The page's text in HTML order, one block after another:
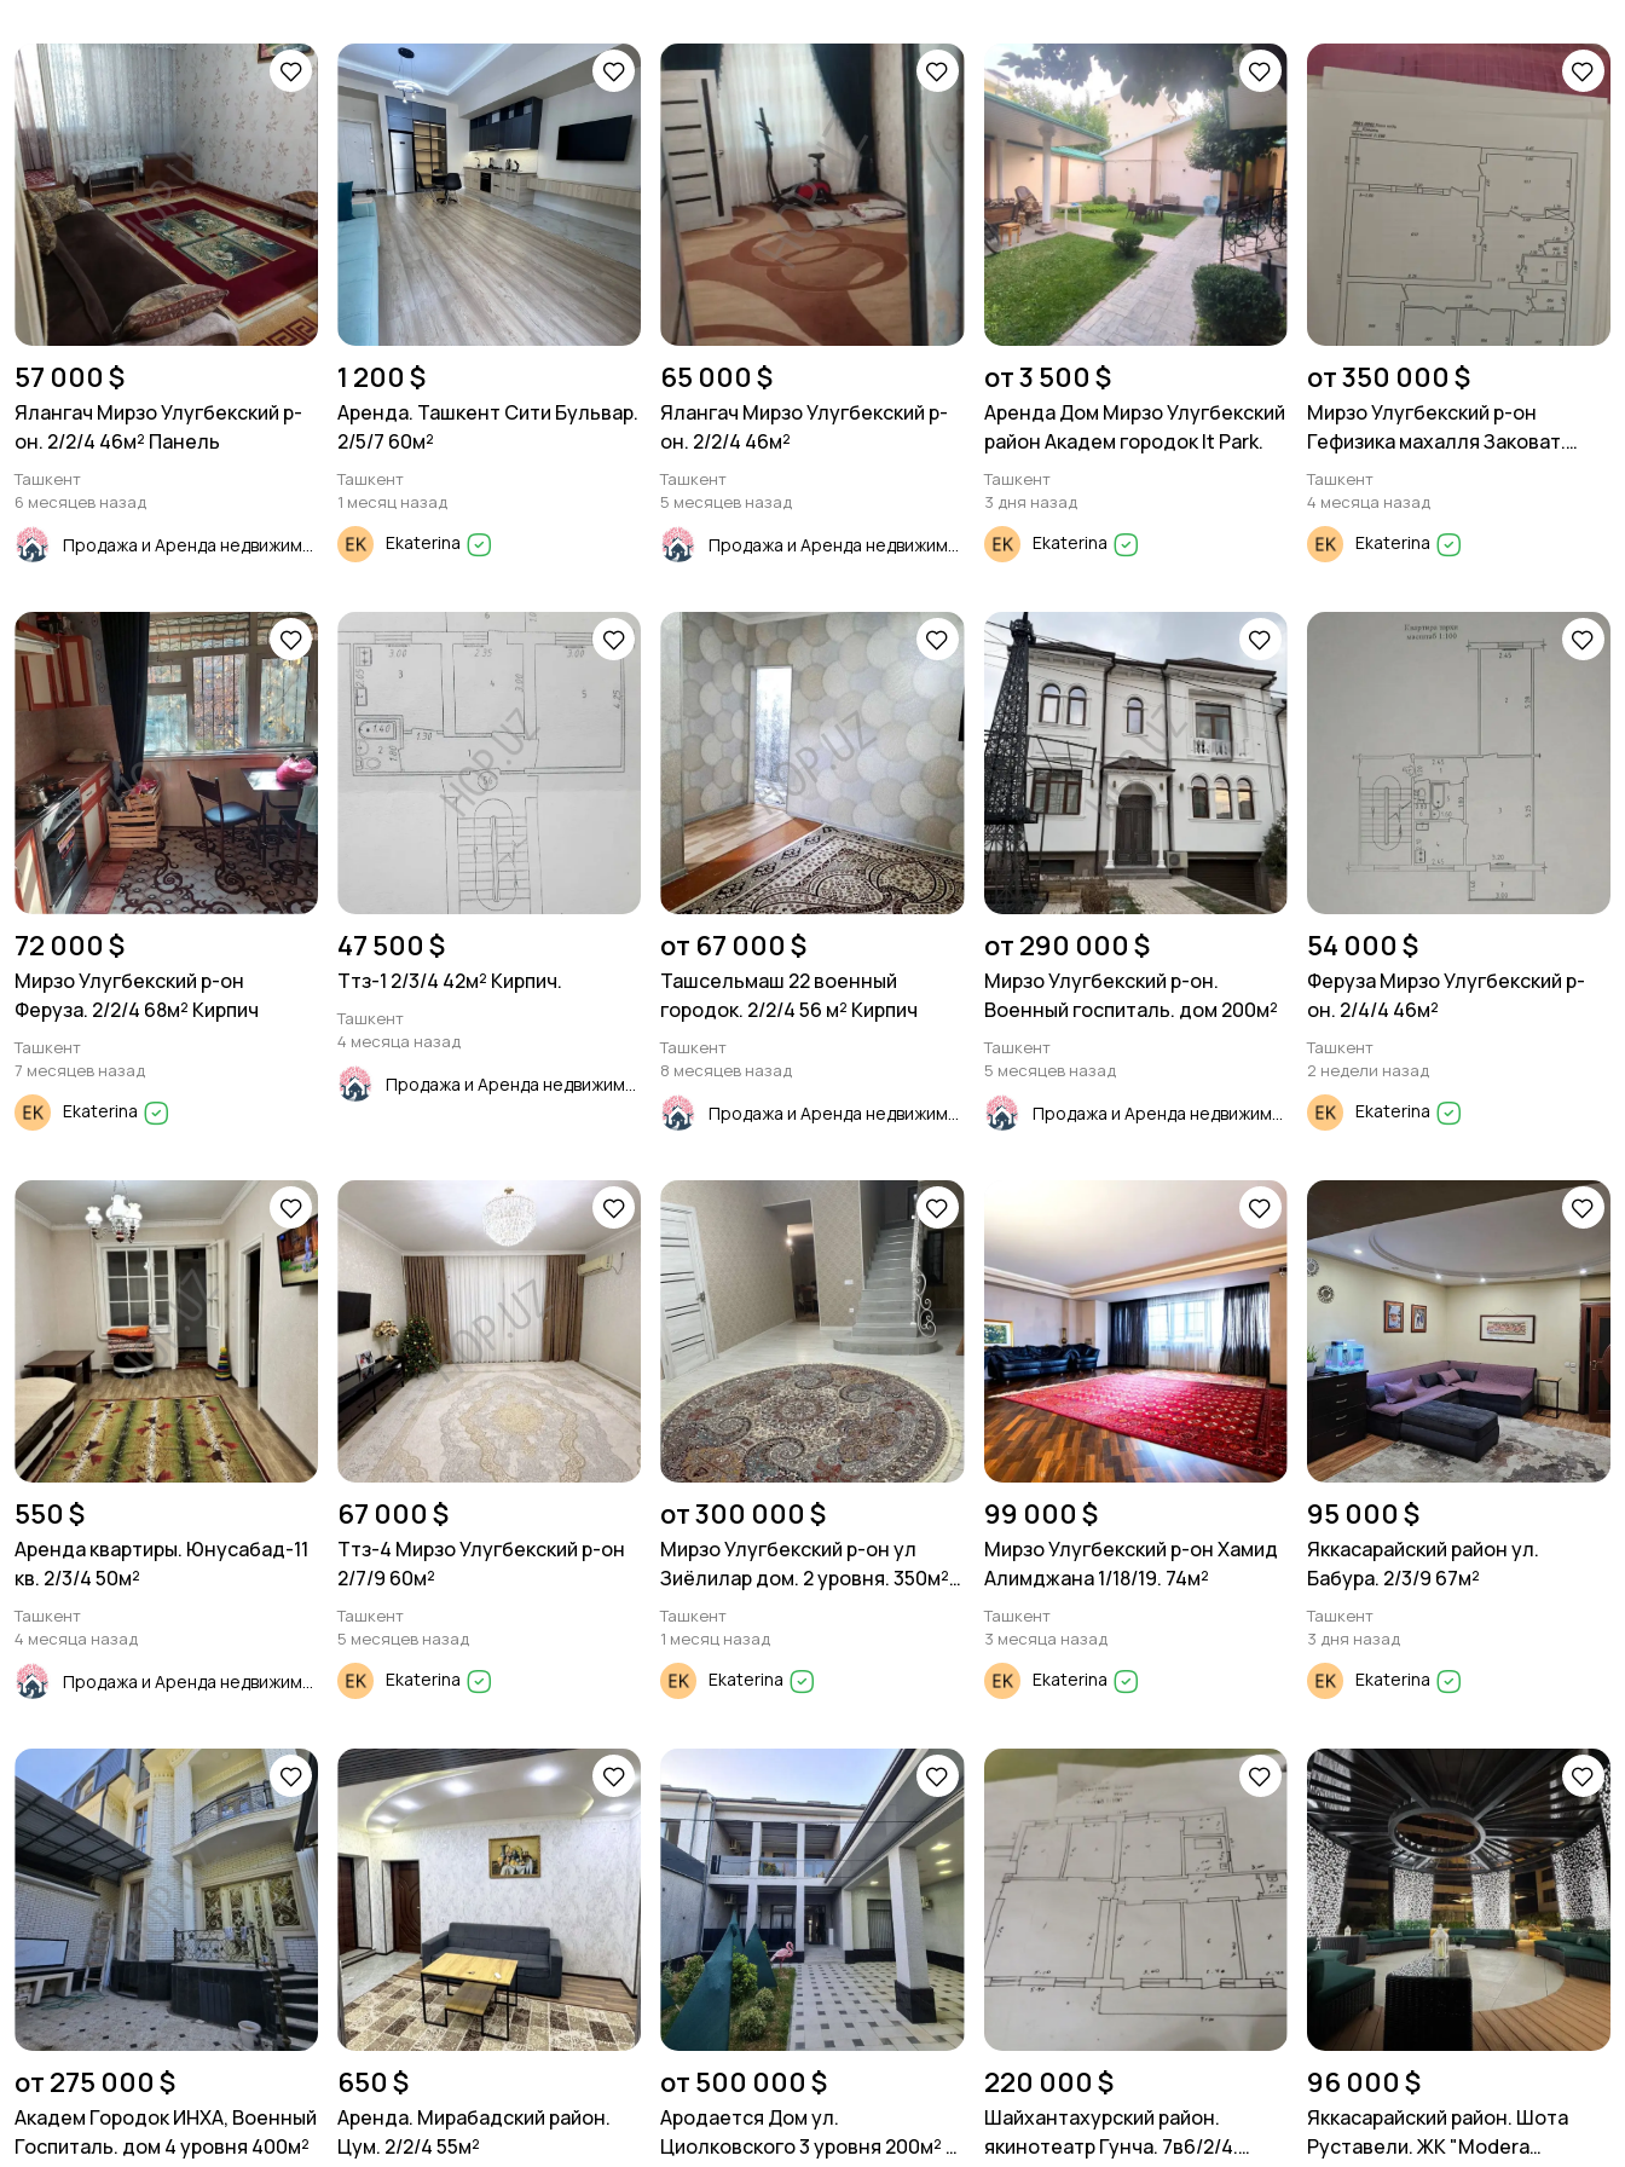
57 000 $
Ялангач Мирзо Улугбекский р-
он. 2/2/4 46м² Панель
Ташкент
6 месяцев назад
1 200 $
Аренда. Ташкент Сити Бульвар.
2/5/7 60м²
Ташкент
1 месяц назад
Ekaterina
65 000 $
Ялангач Мирзо Улугбекский р-
он. 2/2/4 46м²
Ташкент
5 месяцев назад
от 3 500 $
Аренда Дом Мирзо Улугбекский
район Академ городок It Park.
Ташкент
3 дня назад
Ekaterina
от 350 000 $
Мирзо Улугбекский р-он
Гефизика махалля Заковат.
участок под строительство
Ташкент
4 месяца назад
Ekaterina
72 000 $
Мирзо Улугбекский р-он
Феруза. 2/2/4 68м² Кирпич
Ташкент
7 месяцев назад
Ekaterina
47 500 $
Ттз-1 2/3/4 42м² Кирпич.
Ташкент
4 месяца назад
от 67 000 $
Ташсельмаш 22 военный
городок. 2/2/4 56 м² Кирпич
Ташкент
8 месяцев назад
от 290 000 $
Мирзо Улугбекский р-он.
Военный госпиталь. дом 200м²
Ташкент
5 месяцев назад
54 000 $
Феруза Мирзо Улугбекский р-
он. 2/4/4 46м²
Ташкент
2 недели назад
Ekaterina
550 $
Аренда квартиры. Юнусабад-11
кв. 2/3/4 50м²
Ташкент
4 месяца назад
67 000 $
Ттз-4 Мирзо Улугбекский р-он
2/7/9 60м²
Ташкент
5 месяцев назад
Ekaterina
от 300 000 $
Мирзо Улугбекский р-он ул
Зиёлилар дом. 2 уровня. 350м².
5 соток.
Ташкент
1 месяц назад
Ekaterina
99 000 $
Мирзо Улугбекский р-он Хамид
Алимджана 1/18/19. 74м²
Ташкент
3 месяца назад
Ekaterina
95 000 $
Яккасарайский район ул.
Бабура. 2/3/9 67м²
Ташкент
3 дня назад
Ekaterina
от 275 000 $
Академ Городок ИНХА, Военный
Госпиталь. дом 4 уровня 400м²
650 $
Аренда. Мирабадский район.
Цум. 2/2/4 55м²
от 500 000 $
Ародается Дом ул.
Циолковского 3 уровня 200м² 5
220 000 $
Шайхантахурский район.
якинотеатр Гунча. 7в6/2/4.
96 000 $
Яккасарайский район. Шота
Руставели. ЖК "Modera